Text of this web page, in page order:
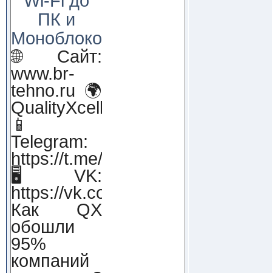
ПК и
Моноблоков!
🌐 Сайт:
www.br-
tehno.ru 🌍
QualityXcellence.ru
📱
Telegram:
https://t.me/qx_lab_IT
🖥 VK:
https://vk.com/qualityxcellenc
Как QX
обошли
95%
компаний